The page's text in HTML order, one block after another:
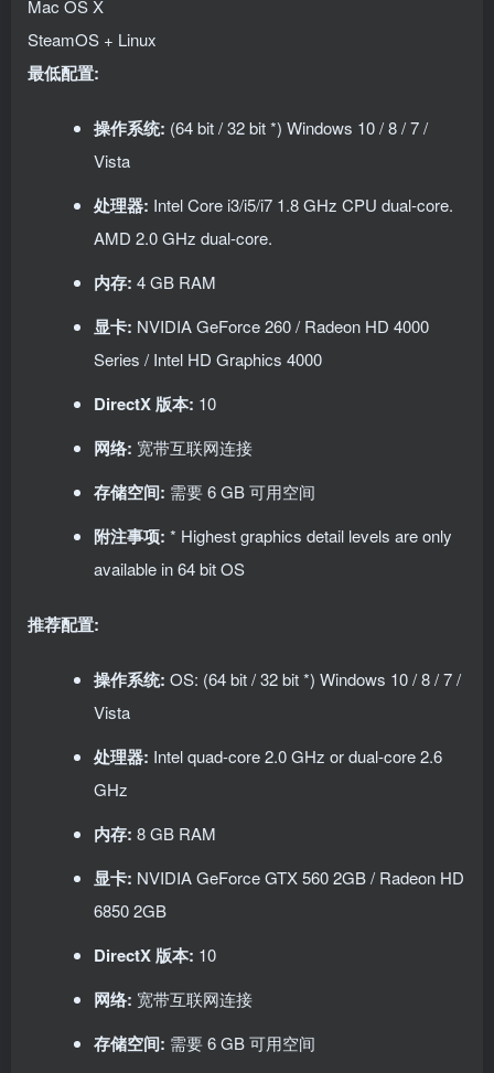
Mac OS X
SteamOS + Linux
最低配置:
操作系统: (64 bit / 32 bit *) Windows 10 / 8 / 7 /
Vista
处理器: Intel Core i3/i5/i7 1.8 GHz CPU dual-core.
AMD 2.0 GHz dual-core.
内存: 4 GB RAM
显卡: NVIDIA GeForce 260 / Radeon HD 4000
Series / Intel HD Graphics 4000
DirectX 版本: 10
网络: 宽带互联网连接
存储空间: 需要 6 GB 可用空间
附注事项: * Highest graphics detail levels are only
available in 64 bit OS
推荐配置:
操作系统: OS: (64 bit / 32 bit *) Windows 10 / 8 / 7 /
Vista
处理器: Intel quad-core 2.0 GHz or dual-core 2.6
GHz
内存: 8 GB RAM
显卡: NVIDIA GeForce GTX 560 2GB / Radeon HD
6850 2GB
DirectX 版本: 10
网络: 宽带互联网连接
存储空间: 需要 6 GB 可用空间